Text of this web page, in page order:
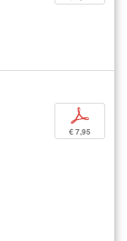
p
€ 7,95